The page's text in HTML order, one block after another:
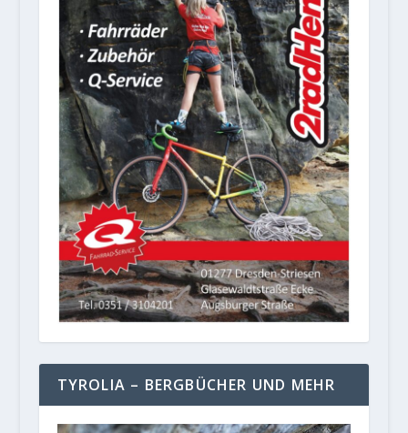
TYROLIA – BERGBÜCHER UND MEHR